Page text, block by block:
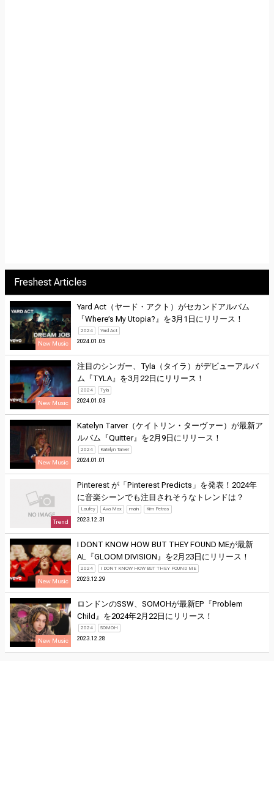
Freshest Articles
New Music
Yard Act（ヤード・アクト）がセカンドアルバム
『Where’s My Utopia?』を3月1日にリリース！
2024 Yard Act
2024.01.05
New Music
注目のシンガー、Tyla（タイラ）がデビューアルバ
ム『TYLA』を3月22日にリリース！
2024 Tyla
2024.01.03
New Music
Katelyn Tarver（ケイトリン・ターヴァー）が最新ア
ルバム『Quitter』を2月9日にリリース！
2024 Katelyn Tarver
2024.01.01
Trend
Pinterest が「Pinterest Predicts」を発表！2024年
に音楽シーンでも注目されそうなトレンドは？
Laufey Ava Max main Kim Petras
2023.12.31
New Music
I DONT KNOW HOW BUT THEY FOUND MEが最新
AL『GLOOM DIVISION』を2月23日にリリース！
2024 I DONT KNOW HOW BUT THEY FOUND ME
2023.12.29
New Music
ロンドンのSSW、SOMOHが最新EP『Problem
Child』を2024年2月22日にリリース！
2024 SOMOH
2023.12.28